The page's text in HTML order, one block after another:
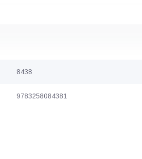
8438
9783258084381